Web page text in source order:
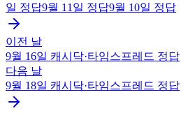
일 정답9월 11일 정답9월 10일 정답
이전 날
9월 16일 캐시닥·타임스프레드 정답
다음 날
9월 18일 캐시닥·타임스프레드 정답